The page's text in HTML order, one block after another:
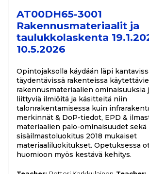
AT00DH65-3001
Rakennusmateriaalit ja
taulukkolaskenta
10.5.2026
Opintojaksolla käydään läpi
täydentävissä rakenteissa
rakennusmateriaalien ominaisuuksia
liittyviä ilmiöitä ja käsitteitä niin
talonrakentamisessa kuin
merkinnät & DoP-tiedot, EPD &
materiaalien palo-ominaisuudet sekä
sisäilmastoluokitus 2018 mukaiset
materiaaliluokitukset. Opetuksessa
huomioon myös kestävä kehitys.